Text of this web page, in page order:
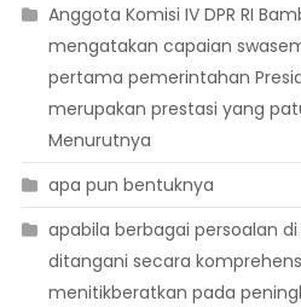
Anggota Komisi IV DPR RI
mengatakan capaian
pertama pemerintahan
merupakan prestasi yang
Menurutnya
apa pun bentuknya
apabila berbagai persoalan
ditangani secara
menitikberatkan pada